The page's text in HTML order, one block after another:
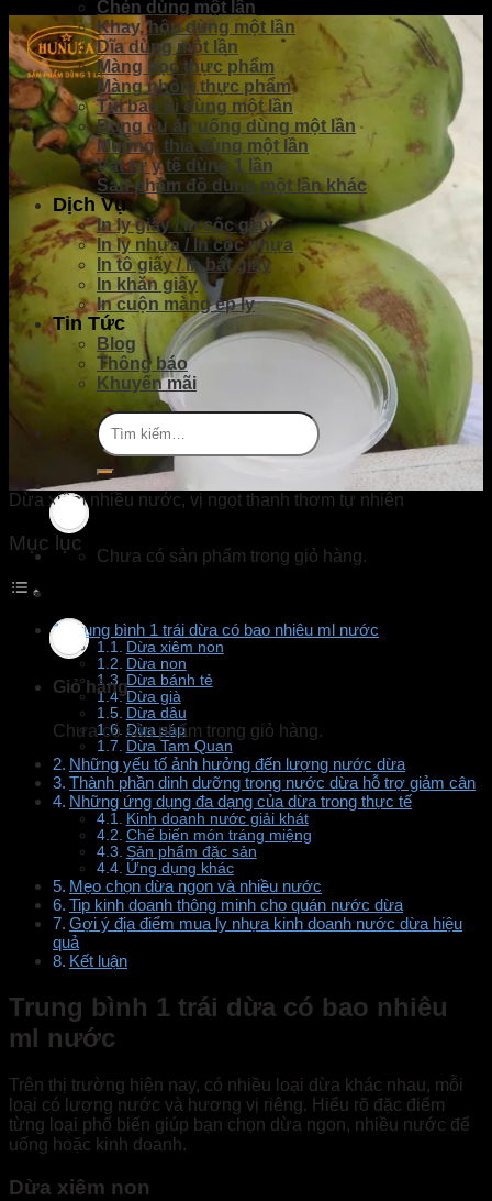
Chén dùng một lần
Khay, hộp dùng một lần
Dĩa dùng một lần
Màng bọc thực phẩm
Màng nhôm thực phẩm
Túi bao bì dùng một lần
Dụng cụ ăn uống dùng một lần
Muỗng, thìa dùng một lần
Vật tư y tế dùng 1 lần
Sản phầm đồ dùng một lần khác
Dịch Vụ
In ly giấy / In cốc giấy
In ly nhựa / In cốc nhựa
In tô giấy / in bát giấy
In khăn giấy
In cuộn màng ép ly
Tin Tức
Blog
Thông báo
Khuyến mãi
Tìm
kiếm:
Chưa có sản phẩm trong giỏ hàng.
Giỏ hàng
Chưa có sản phẩm trong giỏ hàng.
Dừa xiêm nhiều nước, vị ngọt thanh thơm tự nhiên
Mục lục
Trung bình 1 trái dừa có bao nhiêu ml nước
Dừa xiêm non
Dừa non
Dừa bánh tẻ
Dừa già
Dừa dâu
Dừa sáp
Dừa Tam Quan
Những yếu tố ảnh hưởng đến lượng nước dừa
Thành phần dinh dưỡng trong nước dừa hỗ trợ giảm cân
Những ứng dụng đa dạng của dừa trong thực tế
Kinh doanh nước giải khát
Chế biến món tráng miệng
Sản phẩm đặc sản
Ứng dụng khác
Mẹo chọn dừa ngon và nhiều nước
Tip kinh doanh thông minh cho quán nước dừa
Gợi ý địa điểm mua ly nhựa kinh doanh nước dừa hiệu
quả
Kết luận
Trung bình 1 trái dừa có bao nhiêu
ml nước
Trên thị trường hiện nay, có nhiều loại dừa khác nhau, mỗi
loại có lượng nước và hương vị riêng. Hiểu rõ đặc điểm
từng loại phổ biến giúp bạn chọn dừa ngon, nhiều nước để
uống hoặc kinh doanh.
Dừa xiêm non